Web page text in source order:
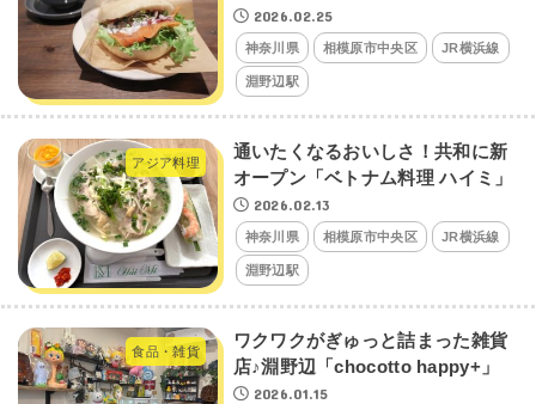
2026.02.25
神奈川県 相模原市中央区 JR横浜線
淵野辺駅
アジア料理
通いたくなるおいしさ！共和に新
オープン「ベトナム料理 ハイミ」
2026.02.13
神奈川県 相模原市中央区 JR横浜線
淵野辺駅
食品・雑貨
ワクワクがぎゅっと詰まった雑貨
店♪淵野辺「chocotto happy+」
2026.01.15